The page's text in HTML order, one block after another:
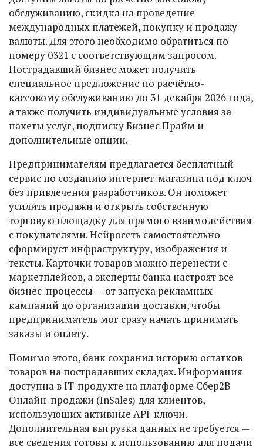
обслуживанию, скидка на проведение
международных платежей, покупку и продажу
валюты. Для этого необходимо обратиться по
номеру 0321 с соответствующим запросом.
Пострадавший бизнес может получить
специальное предложение по расчётно-
кассовому обслуживанию до 31 декабря 2026 года,
а также получить индивидуальные условия за
пакеты услуг, подписку Бизнес Прайм и
дополнительные опции.
Предпринимателям предлагается бесплатный
сервис по созданию интернет-магазина под ключ
без привлечения разработчиков. Он поможет
усилить продажи и открыть собственную
торговую площадку для прямого взаимодействия
с покупателями. Нейросеть самостоятельно
сформирует инфраструктуру, изображения и
тексты. Карточки товаров можно перенести с
маркетплейсов, а эксперты банка настроят все
бизнес-процессы — от запуска рекламных
кампаний до организации доставки, чтобы
предприниматель мог сразу начать принимать
заказы и оплату.
Помимо этого, банк сохранил историю остатков
товаров на пострадавших складах. Информация
доступна в IT-продукте на платформе Сбер2В
Онлайн-продажи (InSales) для клиентов,
использующих активные API-ключи.
Дополнительная выгрузка данных не требуется —
все сведения готовы к использованию для подачи